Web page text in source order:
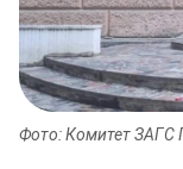
Фото: Комитет ЗАГС